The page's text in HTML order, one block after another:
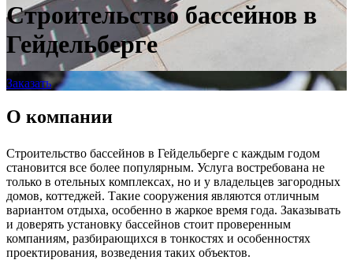
Строительство бассейнов в
Гейдельберге
Заказать
О компании
Строительство бассейнов в Гейдельберге с каждым годом
становится все более популярным. Услуга востребована не
только в отельных комплексах, но и у владельцев загородных
домов, коттеджей. Такие сооружения являются отличным
вариантом отдыха, особенно в жаркое время года. Заказывать
и доверять установку бассейнов стоит проверенным
компаниям, разбирающихся в тонкостях и особенностях
проектирования, возведения таких объектов.